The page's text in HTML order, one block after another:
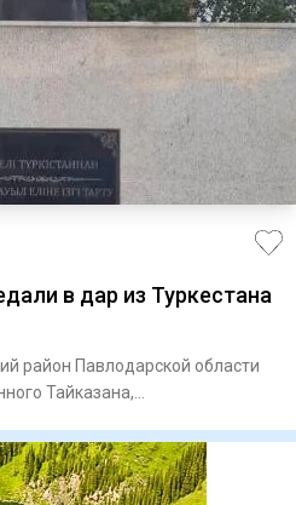
в дар из Туркестана
район Павлодарской области
Тайказана,